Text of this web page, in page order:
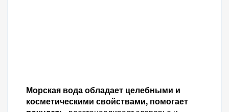
Морская вода обладает целебными и
косметическими свойствами, помогает